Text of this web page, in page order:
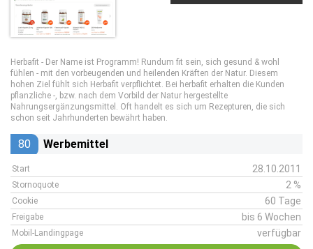
Herbafit - Der Name ist Programm! Rundum fit sein, sich gesund & wohl
fühlen - mit den vorbeugenden und heilenden Kräften der Natur. Diesem
hohen Ziel fühlt sich Herbafit verpflichtet. Bei herbafit erhalten die Kunden
pflanzliche -, bzw. nach dem Vorbild der Natur hergestellte
Nahrungsergänzungsmittel. Oft handelt es sich um Rezepturen, die sich
schon seit Jahrhunderten bewährt haben.
80 Werbemittel
Start 28.10.2011
Stornoquote 2 %
Cookie 60 Tage
Freigabe bis 6 Wochen
Mobil-Landingpage verfügbar